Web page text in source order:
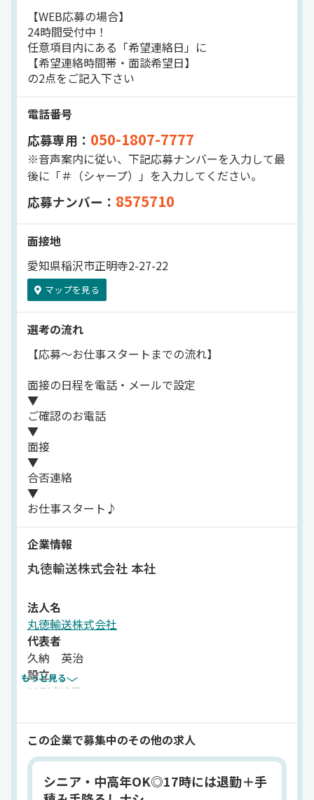
生涯腰を据えて働ける
大手企業の正社員になりませんか？
【WEB応募の場合】
24時間受付中！
任意項目内にある「希望連絡日」に
【希望連絡時間帯・面談希望日】
の2点をご記入下さい
電話番号
応募専用： 050-1807-7777
※音声案内に従い、下記応募ナンバーを入力して最
後に「＃（シャープ）」を入力してください。
応募ナンバー： 8575710
面接地
愛知県稲沢市正明寺2-27-22
マップを見る
選考の流れ
【応募～お仕事スタートまでの流れ】
面接の日程を電話・メールで設定
▼
ご確認のお電話
▼
面接
▼
合否連絡
▼
お仕事スタート♪
企業情報
丸徳輸送株式会社 本社
法人名
丸徳輸送株式会社
代表者
久納 英治
設立
1979年2月
資本金
2,100万円
従業員数
302名
もっと見る
この企業で募集中のその他の求人
シニア・中高年OK◎17時には退勤＋手